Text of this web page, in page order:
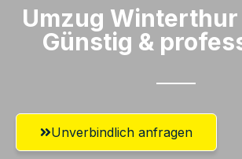
Umzug Winterthur​
Günstig &
Unverbindlich anfragen